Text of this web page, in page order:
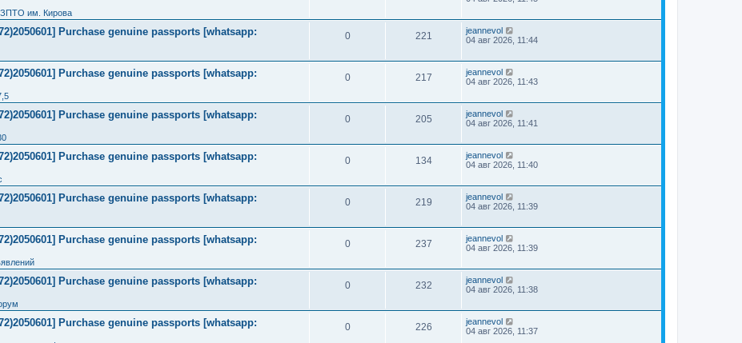
им. Кирова
Purchase genuine passports [whatsapp:
0 221
jeannevol
04 авг 2026, 11:44
Purchase genuine passports [whatsapp:
0 217
jeannevol
04 авг 2026, 11:43
Purchase genuine passports [whatsapp:
0 205
jeannevol
04 авг 2026, 11:41
Purchase genuine passports [whatsapp:
0 134
jeannevol
04 авг 2026, 11:40
Purchase genuine passports [whatsapp:
0 219
jeannevol
04 авг 2026, 11:39
Purchase genuine passports [whatsapp:
0 237
jeannevol
04 авг 2026, 11:39
Purchase genuine passports [whatsapp:
0 232
jeannevol
04 авг 2026, 11:38
Purchase genuine passports [whatsapp:
0 226
jeannevol
04 авг 2026, 11:37